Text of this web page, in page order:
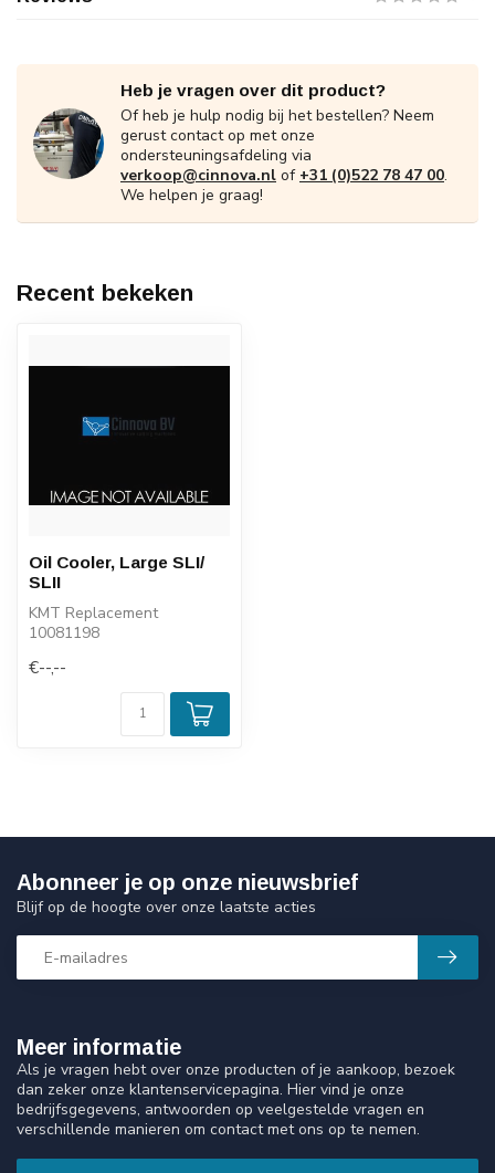
Heb je vragen over dit product?
Of heb je hulp nodig bij het bestellen? Neem
gerust contact op met onze
ondersteuningsafdeling via
verkoop@cinnova.nl of +31 (0)522 78 47 00.
We helpen je graag!
Recent bekeken
Oil Cooler, Large SLI/
SLII
KMT Replacement
10081198
€--,--
Meer informatie
Als je vragen hebt over onze producten of je aankoop, bezoek
dan zeker onze klantenservicepagina. Hier vind je onze
bedrijfsgegevens, antwoorden op veelgestelde vragen en
verschillende manieren om contact met ons op te nemen.
Abonneer je op onze nieuwsbrief
Blijf op de hoogte over onze laatste acties